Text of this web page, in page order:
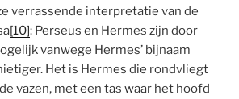
verrassende interpretatie van de
[10]: Perseus en Hermes zijn door
vanwege Hermes’ bijnaam
Het is Hermes die rondvliegt
vazen, met een tas waar het hoofd